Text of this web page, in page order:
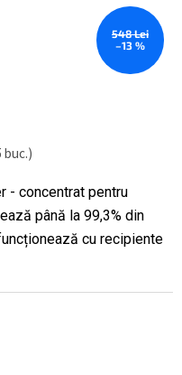
548 Lei
–13 %
buc.)
- concentrat pentru
până la 99,3% din
cu recipiente